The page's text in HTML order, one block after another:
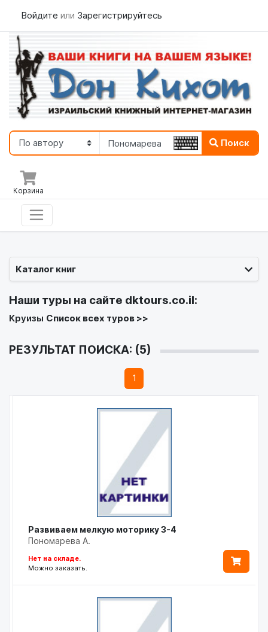
Войдите или Зарегистрируйтесь
Поиск
Корзина
Каталог книг
Наши туры на сайте dktours.co.il:
Круизы Список всех туров >>
РЕЗУЛЬТАТ ПОИСКА: (5)
1
Развиваем мелкую моторику 3-4
Пономарева А.
Нет на складе.
Можно заказать.